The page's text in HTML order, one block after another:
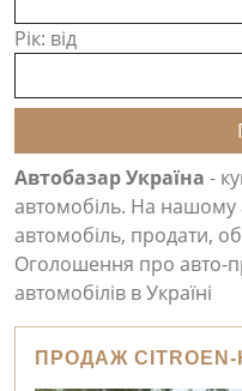
Рік: від
Автобазар Україна -
автомобіль. На нашому
автомобіль, продати,
Оголошення про авто-
автомобілів в Україні
ПРОДАЖ